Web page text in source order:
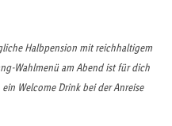
Halbpension mit reichhaltigem
Wahlmenü am Abend ist für dich
Welcome Drink bei der Anreise